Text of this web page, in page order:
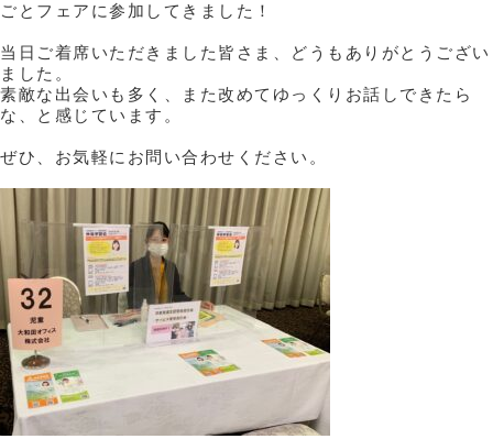
ごとフェアに参加してきました！
当日ご着席いただきました皆さま、どうもありがとうござい
ました。
素敵な出会いも多く、また改めてゆっくりお話しできたら
な、と感じています。
ぜひ、お気軽にお問い合わせください。